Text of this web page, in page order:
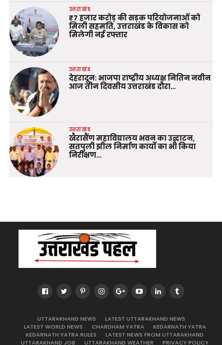
उत्तराखंड
₹7 हजार करोड़ की सड़क परियोजनाओं को
मिली सहमति, उत्तराखंड के विकास को
मिलेगी नई रफ्तार
उत्तराखंड
देहरादून: भाजपा राष्ट्रीय अध्यक्ष नितिन नवीन
आज तीन दिवसीय उत्तराखंड दौरा…
उत्तराखंड
खैरासैंण महाविद्यालय भवन का उद्घाटन,
सतपुली झील निर्माण कार्यों का भी किया
निरीक्षण…
UTTARAKHAND NEWS
LATEST UTTARAKHAND NEWS
LATEST WORLD NEWS
CHARDHAM YATRA
KEDARNATH YATRA
KEDARNATH YATRA RULES
LATEST NEWS FROM UTTARAKHAND
UTTARAKHAND JOB
UTTARAKHAND WEATHER PRIVACY POLICY